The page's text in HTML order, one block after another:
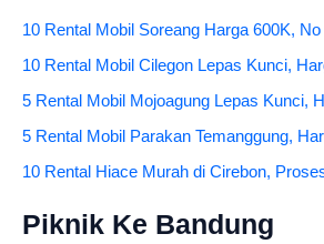
10 Rental Mobil Soreang Harga 600K,
10 Rental Mobil Cilegon Lepas Kunci,
5 Rental Mobil Mojoagung Lepas Kunci,
5 Rental Mobil Parakan Temanggung,
10 Rental Hiace Murah di Cirebon,
Piknik Ke Bandung